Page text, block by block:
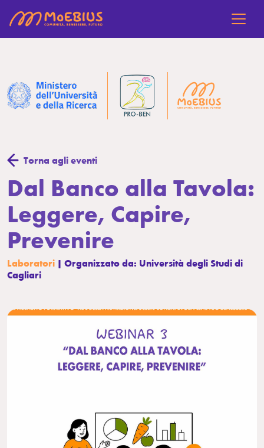
Torna agli eventi
Dal Banco alla Tavola:
Leggere, Capire,
Prevenire
Laboratori | Organizzato da: Università degli Studi di
Cagliari